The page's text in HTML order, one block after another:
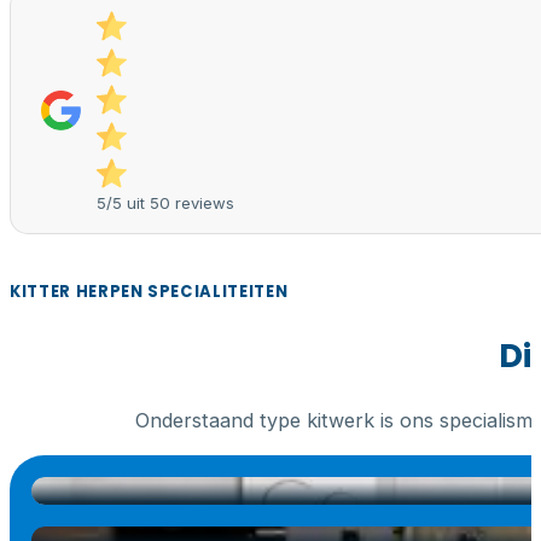
5/5 uit 50 reviews
KITTER HERPEN SPECIALITEITEN
Onderstaand type kitwerk is ons